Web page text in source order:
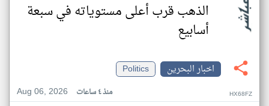
الذهب قرب أعلى مستوياته في سبعة
أسابيع
اخبار البحرين
Politics
Aug 06, 2026
منذ ٤ ساعات HX68FZ